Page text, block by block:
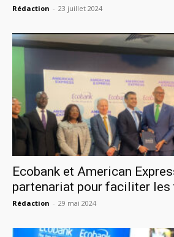
Rédaction - 23 juillet 2024
Ecobank et American
partenariat pour faciliter les
Rédaction - 29 mai 2024